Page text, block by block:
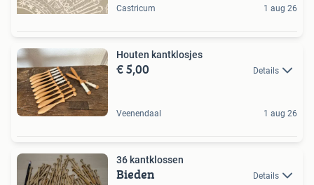
Castricum 1 aug 26
Houten kantklosjes
€ 5,00 Details
Veenendaal 1 aug 26
36 kantklossen
Bieden Details